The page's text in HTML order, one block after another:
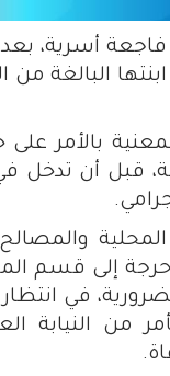
أسرية،
البالغة من
بالأمر على
قبل أن تدخل
إلى قسم
في
من النيابة